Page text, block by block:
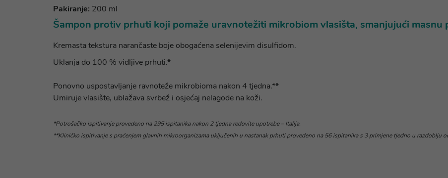
Pakiranje: 200 ml
Šampon protiv prhuti koji pomaže uravnotežiti mikrobiom vlasišta, smanjujući masnu
Kremasta tekstura narančaste boje obogaćena selenijevim disulfidom.
Uklanja do 100 % vidljive prhuti.*
Ponovno uspostavljanje ravnoteže mikrobioma nakon 4 tjedna.**
Umiruje vlasište, ublažava svrbež i osjećaj nelagode na koži.
*Potrošačko ispitivanje provedeno na 295 ispitanika nakon 2 tjedna redovite upotrebe – Italija.
**Kliničko ispitivanje s praćenjem glavnih mikroorganizama uključenih u nastanak prhuti provedeno na 56 ispitanika s 3 primjene tjedno u razdoblju